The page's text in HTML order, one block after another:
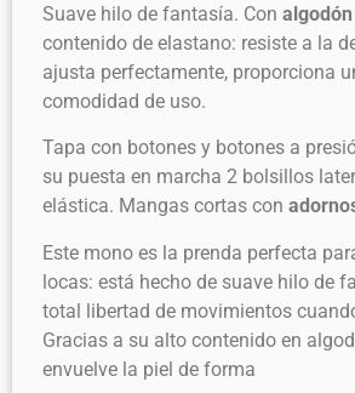
Suave hilo de fantasía. Con
contenido de elastano: resiste a la
ajusta perfectamente, proporciona
comodidad de uso.
Tapa con botones y botones a
su puesta en marcha 2 bolsillos
elástica. Mangas cortas con
Este mono es la prenda perfecta
locas: está hecho de suave hilo de
total libertad de movimientos
Gracias a su alto contenido en
envuelve la piel de forma